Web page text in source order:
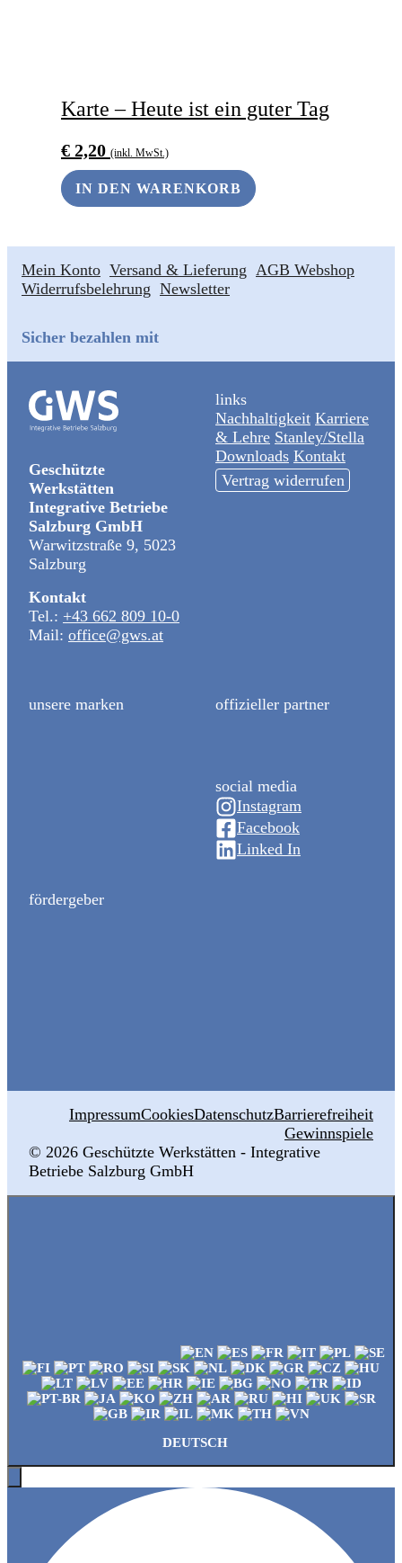
Karte – Heute ist ein guter Tag
€ 2,20 (inkl. MwSt.)
IN DEN WARENKORB
Mein Konto Versand & Lieferung AGB Webshop
Widerrufsbelehrung Newsletter
Sicher bezahlen mit
Geschützte
Werkstätten
Integrative Betriebe
Salzburg GmbH
Warwitzstraße 9, 5023
Salzburg
Kontakt
Tel.: +43 662 809 10-0
Mail: office@gws.at
links
Nachhaltigkeit Karriere
& Lehre Stanley/Stella
Downloads Kontakt
Vertrag widerrufen
unsere marken
fördergeber
offizieller partner
social media
Instagram
Facebook
Linked In
© 2026 ‍Geschützte Werkstätten - Integrative
Betriebe Salzburg GmbH
ImpressumCookiesDatenschutzBarrierefreiheit
Gewinnspiele
DEUTSCH